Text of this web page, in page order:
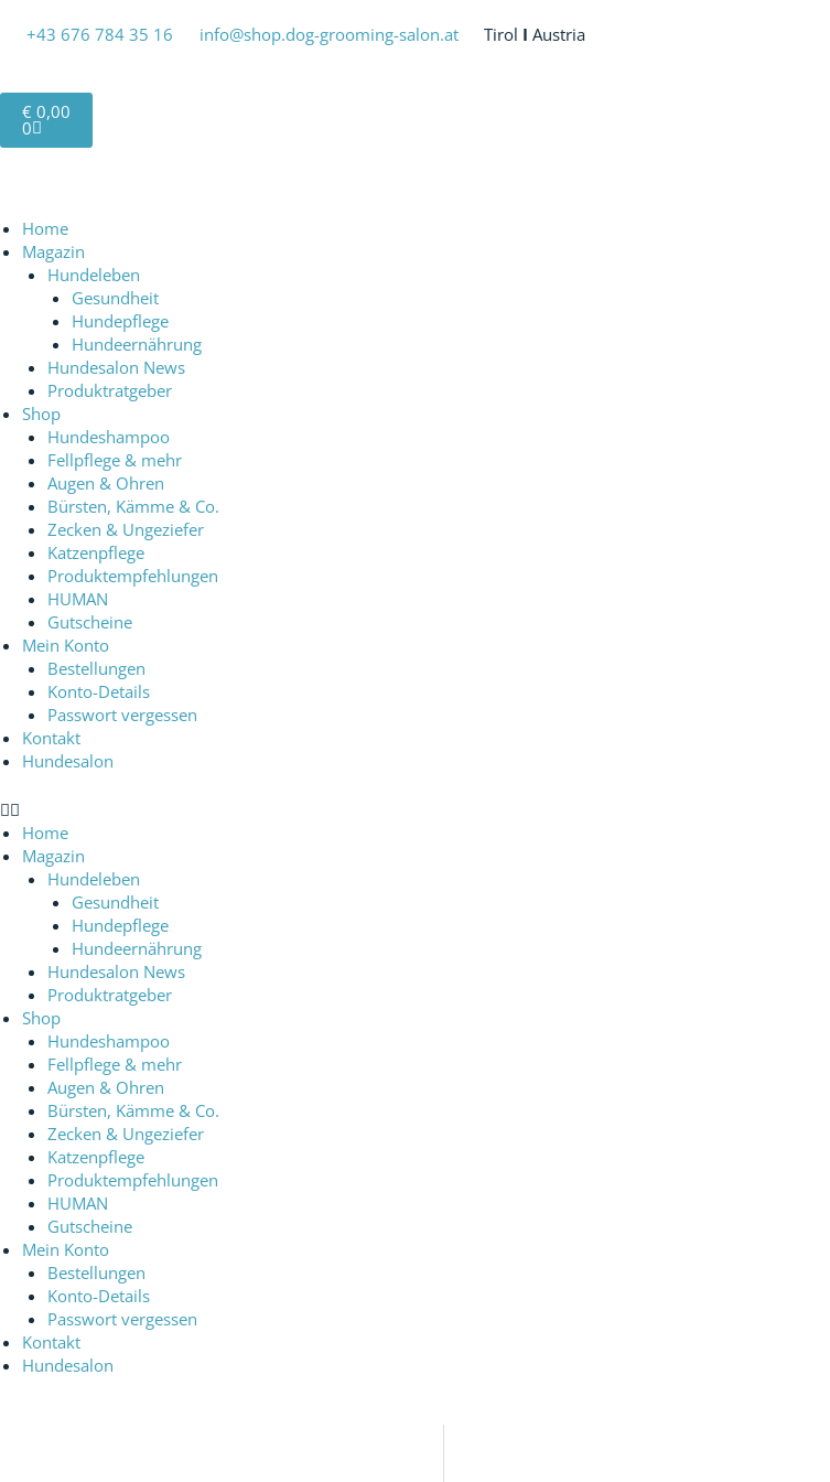
Inhalt+43 676 784 35 16‬ info@shop.dog-grooming-salon.at Tirol IAustria
€ 0,00
0
Warenkorb
Home
Magazin
Hundeleben
Gesundheit
Hundepflege
Hundeernährung
Hundesalon News
Produktratgeber
Shop
Hundeshampoo
Fellpflege & mehr
Augen & Ohren
Bürsten, Kämme & Co.
Zecken & Ungeziefer
Katzenpflege
Produktempfehlungen
HUMAN
Gutscheine
Mein Konto
Bestellungen
Konto-Details
Passwort vergessen
Kontakt
Hundesalon
Home
Magazin
Hundeleben
Gesundheit
Hundepflege
Hundeernährung
Hundesalon News
Produktratgeber
Shop
Hundeshampoo
Fellpflege & mehr
Augen & Ohren
Bürsten, Kämme & Co.
Zecken & Ungeziefer
Katzenpflege
Produktempfehlungen
HUMAN
Gutscheine
Mein Konto
Bestellungen
Konto-Details
Passwort vergessen
Kontakt
Hundesalon